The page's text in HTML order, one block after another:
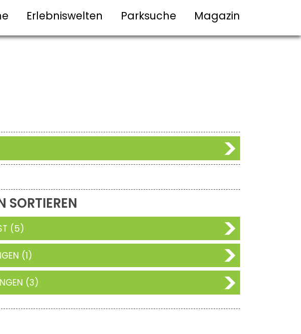
Erlebniswelten Parksuche Magazin
SORTIEREN
(5)
(1)
(3)